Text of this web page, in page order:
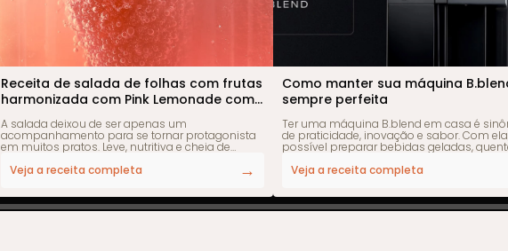
Receita de salada de folhas com frutas
harmonizada com Pink Lemonade com
A salada deixou de ser apenas um
acompanhamento para se tornar protagonista
em muitos pratos. Leve, nutritiva e cheia de
refrescante e, com os ingredientes certos,
extremamente sofisticada. Pensando nisso, a
desenvolveu uma combinação surpreendente:
uma salada com frutas tropicais e folhas
Veja a receita completa →
Como manter sua máquina
sempre perfeita
Ter uma máquina B.blend em casa é
de praticidade, inovação e sabor. Com
possível preparar bebidas geladas,
toque. Mas para que o desempenho
impecável e a experiência de uso seja
cuidados e manutenção. Neste
te mostrar como limpar sua B.blend
Veja a receita completa